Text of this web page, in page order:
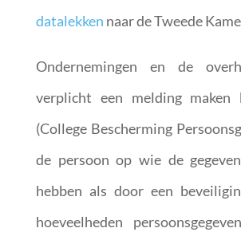
datalekken naar de Tweede
Ondernemingen en de
verplicht een melding
(College Bescherming
de persoon op wie de
hebben als door een
hoeveelheden